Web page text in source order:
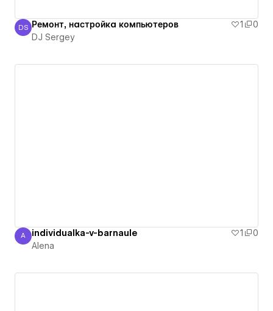
DJ Sergey
DS Ремонт, настройка компьютеров 1
0
DJ Sergey
Alena
A individualka-v-barnaule 1
0
Alena